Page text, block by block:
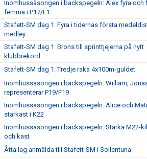
Inomhussäsongen i backspegeln: Alex fyra och
femma i P17/F1
Stafett-SM dag 1: Fyra i tidernas första
medley
Stafett-SM dag 1: Brons till sprinttjejerna på nytt
klubbrekord
Stafett-SM dag 1: Tredje raka 4x100m-guldet
Inomhussäsongen i backspegeln: William,
representerar P19/F19
Inomhussäsongen i backspegeln: Alice och
starkast i K22
Inomhussäsongen i backspegeln: Starka M22-
och kast
Åtta lag anmälda till Stafett-SM i Sollentuna